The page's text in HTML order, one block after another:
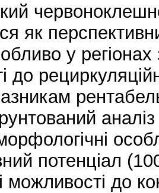
як
у
до
потенціал
можливості до